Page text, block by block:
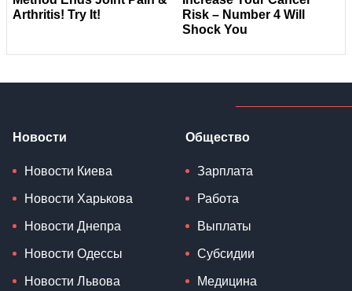
Новости
Новости Киева
Новости Харькова
Новости Днепра
Новости Одессы
Новости Львова
Общество
Зарплата
Работа
Выплаты
Субсидии
Медицина